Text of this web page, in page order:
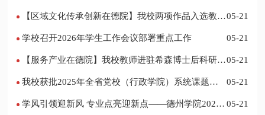
05-21
学校召开2026年学生工作会议部署重点工作 05-21
05-21
我校获批2025年全省党校（行政学院）系统课题立
05-21
学风引领迎新风 专业点亮迎新点——德州学院2024
05-21